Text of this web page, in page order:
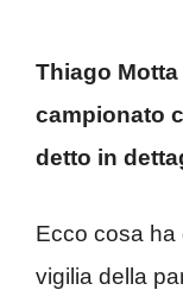
Thiago
campionato
detto in
Ecco cosa ha
vigilia della